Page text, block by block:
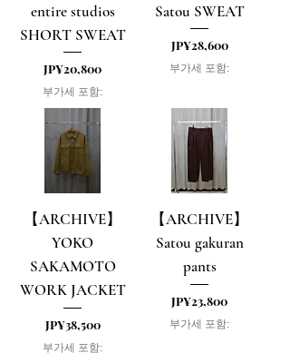
entire studios
SHORT SWEAT
가격
JP¥20,800
부가세 포함:
Satou SWEAT
가격
JP¥28,600
부가세 포함:
【ARCHIVE】
YOKO
SAKAMOTO
WORK JACKET
가격
JP¥38,500
부가세 포함:
【ARCHIVE】
Satou gakuran
pants
가격
JP¥23,800
부가세 포함: